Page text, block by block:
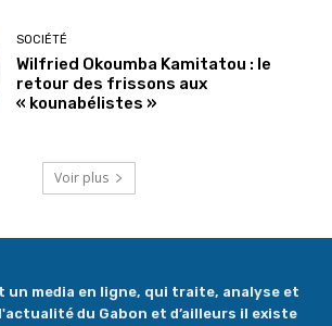
SOCIÉTÉ
Wilfried Okoumba Kamitatou : le
retour des frissons aux
« kounabélistes »
Voir plus
un media en ligne, qui traite, analyse et
du Gabon et d’ailleurs il existe